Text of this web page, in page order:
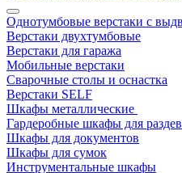
Однотумбовые верстаки с
Верстаки двухтумбовые
Верстаки для гаража
Мобильные верстаки
Сварочные столы и оснастка
Верстаки SELF
Шкафы металлические
Гардеробные шкафы для
Шкафы для документов
Шкафы для сумок
Инструментальные шкафы